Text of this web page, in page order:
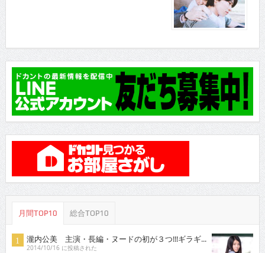
月間TOP10 総合TOP10
瀧内公美 主演・長編・ヌードの初が３つ!!!ギラギ...
2014/10/16 に投稿された